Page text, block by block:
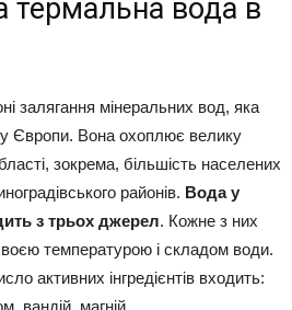
термальна вода в
залягання мінеральних вод, яка
Європи. Вона охоплює велику
зокрема, більшість населених
районів. Вода у
з трьох джерел. Кожне з них
температурою і складом води.
активних інгредієнтів входить: